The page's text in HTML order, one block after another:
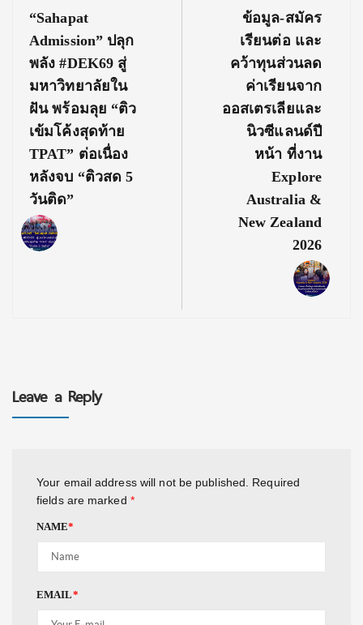
Post:
“Sahapat
Admission” ปลุก
พลัง #DEK69 สู่
มหาวิทยาลัยใน
ฝัน พร้อมลุย “ติว
เข้มโค้งสุดท้าย
TPAT” ต่อเนื่อง
หลังจบ “ติวสด 5
วันติด”
Post:
ข้อมูล-สมัคร
เรียนต่อ และ
คว้าทุนส่วนลด
ค่าเรียนจาก
ออสเตรเลียและ
นิวซีแลนด์ปี
หน้า ที่งาน
Explore
Australia &
New Zealand
2026
Leave a Reply
Your email address will not be published.
Required
fields are marked *
NAME*
EMAIL*